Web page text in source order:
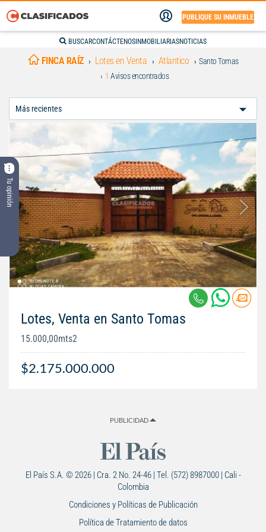
PUBLIQUE SU INMUEBLE
BUSCARCONTÁCTENOS INMOBILIARIASNOTICIAS
Tu opinión
FINCA RAÍZ Lotes en Venta Atlantico
Santo Tomas
1 Avisos encontrados
Lotes, Venta en Santo Tomas
15.000,00mts2
$2.175.000.000
PUBLICIDAD
El País S.A. © 2026 | Cra. 2 No. 24-46 | Tel. (572) 8987000 | Cali -
Colombia
Condiciones y Políticas de Publicación
Política de Tratamiento de datos